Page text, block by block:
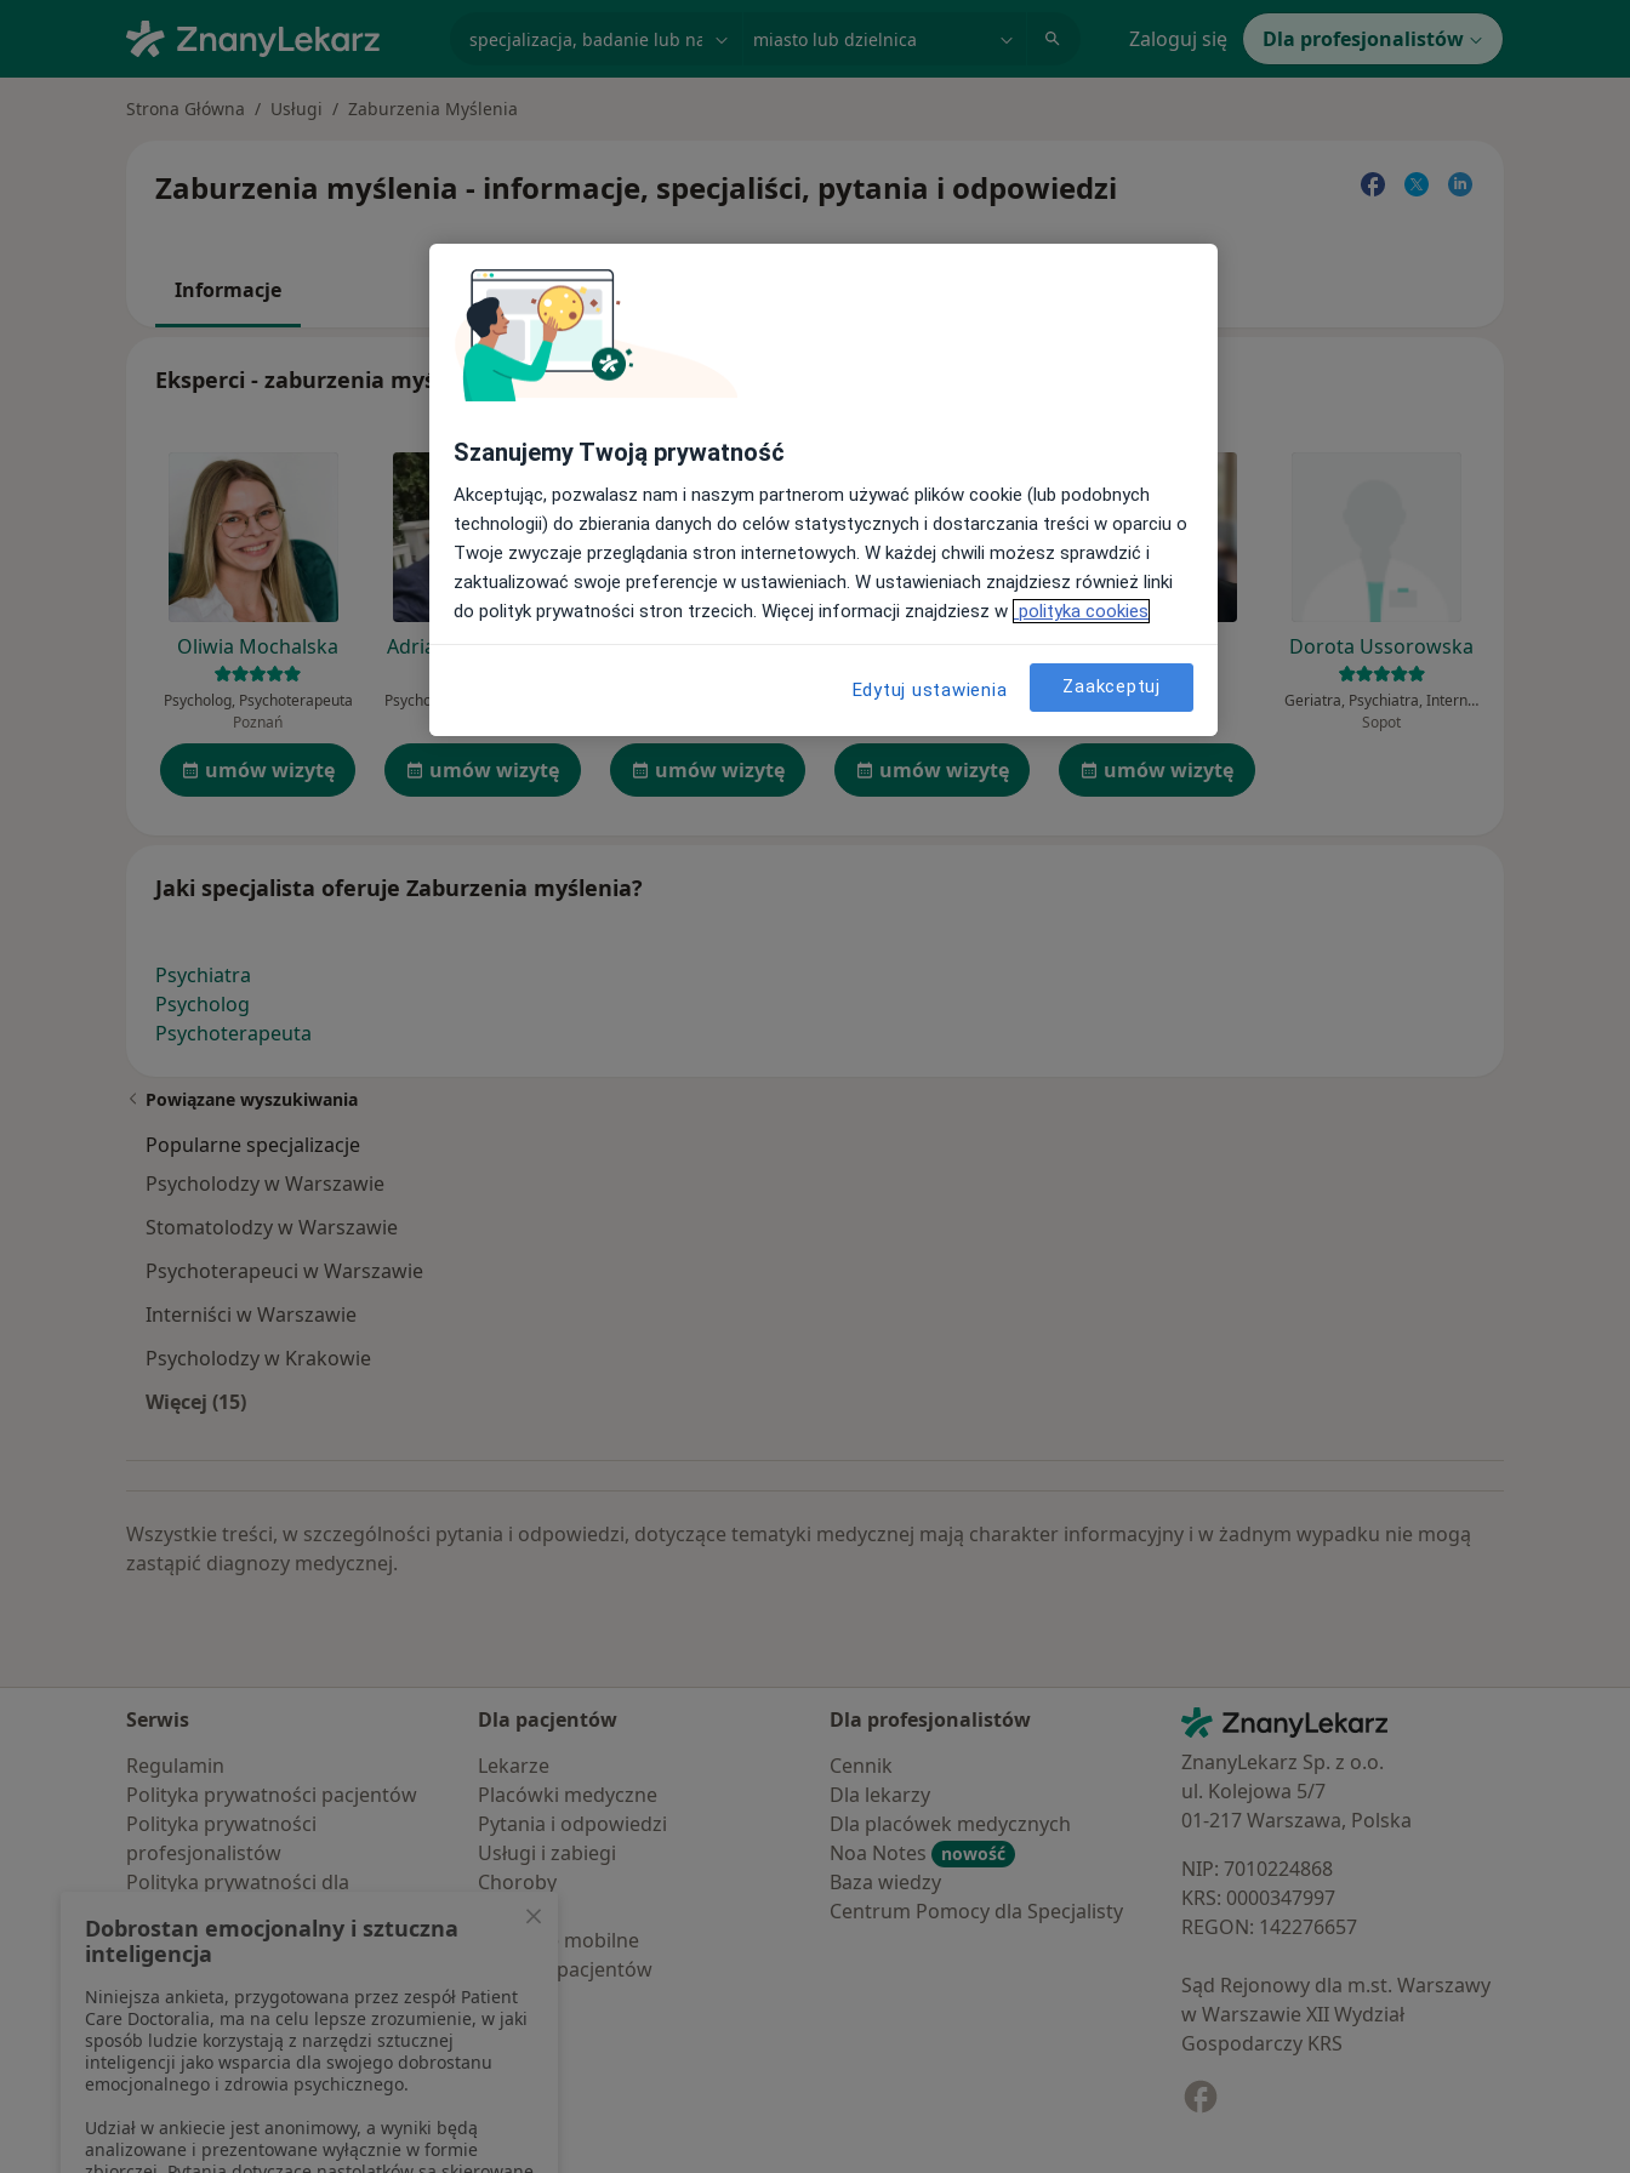
Zaloguj się Dla profesjonalistów
Strona Główna Usługi Zaburzenia Myślenia
Zaburzenia myślenia - informacje, specjaliści, pytania i odpowiedzi
Informacje
Eksperci - zaburzenia myślenia
Oliwia Mochalska
Psycholog, Psychoterapeuta
Poznań
umów wizytę
Adrian Wychowański
umów wizytę umów wizytę umów wizytę
Psychiatra
umów wizytę
Dorota Ussorowska
Geriatra, Psychiatra, Internista
Sopot
Jaki specjalista oferuje Zaburzenia myślenia?
Psychiatra
Psycholog
Psychoterapeuta
Powiązane wyszukiwania
Popularne specjalizacje
Psycholodzy w Warszawie
Stomatolodzy w Warszawie
Psychoterapeuci w Warszawie
Interniści w Warszawie
Psycholodzy w Krakowie
Więcej (15)
Wszystkie treści, w szczególności pytania i odpowiedzi, dotyczące tematyki medycznej mają charakter informacyjny i w żadnym wypadku nie mogą
zastąpić diagnozy medycznej.
Serwis
Regulamin
Polityka prywatności pacjentów
Polityka prywatności
profesjonalistów
Polityka prywatności dla
pozyskaliśmy samodzielnie
Polityka cookies
Jak działają wyniki wyszukiwania
Dostępność
O nas
Praca Rekrutujemy!
Partnerzy
Centrum prasowe
Dla pacjentów
Lekarze
Placówki medyczne
Pytania i odpowiedzi
Usługi i zabiegi
Choroby
Pomoc
Aplikacje mobilne
Blog dla pacjentów
Dla profesjonalistów
Cennik
Dla lekarzy
Dla placówek medycznych
Noa Notes
nowość
Baza wiedzy
Centrum Pomocy dla Specjalisty
Kontakt
ZnanyLekarz - Strona główna
ZnanyLekarz Sp. z o.o.
ul. Kolejowa 5/7
01-217 Warszawa, Polska
NIP: ⁠7010224868
KRS: ⁠0000347997
REGON: ⁠142276657
Sąd Rejonowy dla m.st. Warszawy
w Warszawie XII Wydział
Gospodarczy KRS
Szanujemy Twoją prywatność
Akceptując, pozwalasz nam i naszym partnerom używać plików cookie (lub podobnych
technologii) do zbierania danych do celów statystycznych i dostarczania treści w oparciu o
Twoje zwyczaje przeglądania stron internetowych. W każdej chwili możesz sprawdzić i
zaktualizować swoje preferencje w ustawieniach. W ustawieniach znajdziesz również linki
do polityk prywatności stron trzecich. Więcej informacji znajdziesz w polityka cookies
Edytuj ustawienia Zaakceptuj
Dobrostan emocjonalny i sztuczna
inteligencja
Niniejsza ankieta, przygotowana przez zespół Patient
Care Doctoralia, ma na celu lepsze zrozumienie, w jaki
sposób ludzie korzystają z narzędzi sztucznej
inteligencji jako wsparcia dla swojego dobrostanu
emocjonalnego i zdrowia psychicznego.
Udział w ankiecie jest anonimowy, a wyniki będą
analizowane i prezentowane wyłącznie w formie